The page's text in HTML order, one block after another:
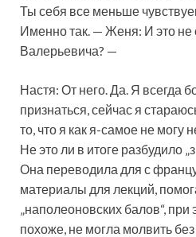
Ты себя все меньше
Именно так. — Женя: И это не
Валерьевича? —
Настя: От него. Да. Я всегда
признаться, сейчас я
то, что я как я-самое не могу
Не это ли в итоге разбудило
Она переводила для с
материалы для лекций,
„наполеоновских балов“, при
похоже, не могла молвить